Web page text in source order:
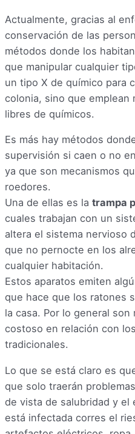
Actualmente, gracias al
conservación de las
métodos donde los
que manipular cualquier
un tipo X de químico para
colonia, sino que emplean
libres de químicos.
Es más hay métodos
supervisión si caen o no
ya que son mecanismos
roedores.
Una de ellas es la trampa
cuales trabajan con un
altera el sistema nervioso
que no pernocte en los
cualquier habitación.
Estos aparatos emiten
que hace que los ratones
la casa. Por lo general
costoso en relación con
tradicionales.
Lo que se está claro es
que solo traerán
de vista de salubridad y el
está infectada corres el